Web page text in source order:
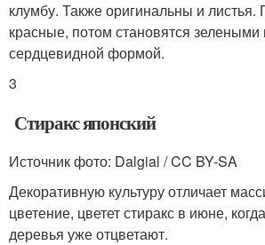
клумбу. Также оригинальны и листья.
красные, потом становятся
сердцевидной формой.
3
Стиракс японский
Источник фото: Dalgial / CC BY-SA
Декоративную культуру отличает
цветение, цветет стиракс в июне,
деревья уже отцветают.